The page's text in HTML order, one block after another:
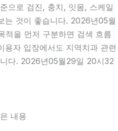
으로 검진, 충치, 잇몸, 스케일
는 것이 좋습니다. 2026년05월
을 먼저 구분하면 검색 흐름
용자 입장에서도 지역치과 관련
다. 2026년05월29일 20시32
내용